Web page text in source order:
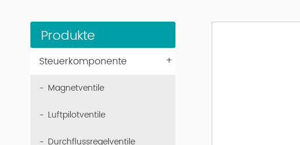
Produkte
Steuerkomponente +
Magnetventile
Luftpilotventile
Durchflussregelventile